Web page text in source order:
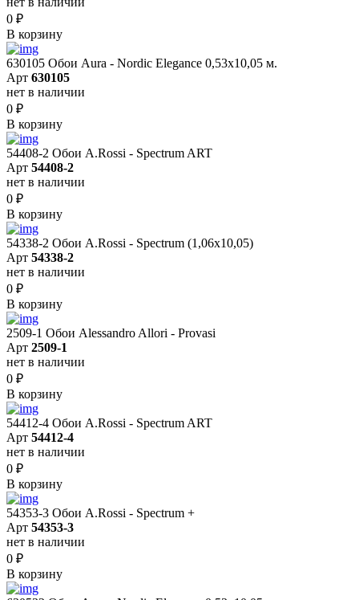
0 ₽
В корзину
630105 Обои Aura - Nordic Elegance 0,53x10,05 м.
Арт 630105
нет в наличии
0 ₽
В корзину
54408-2 Обои A.Rossi - Spectrum ART
Арт 54408-2
нет в наличии
0 ₽
В корзину
54338-2 Обои A.Rossi - Spectrum (1,06x10,05)
Арт 54338-2
нет в наличии
0 ₽
В корзину
2509-1 Обои Alessandro Allori - Provasi
Арт 2509-1
нет в наличии
0 ₽
В корзину
54412-4 Обои A.Rossi - Spectrum ART
Арт 54412-4
нет в наличии
0 ₽
В корзину
54353-3 Обои A.Rossi - Spectrum +
Арт 54353-3
нет в наличии
0 ₽
В корзину